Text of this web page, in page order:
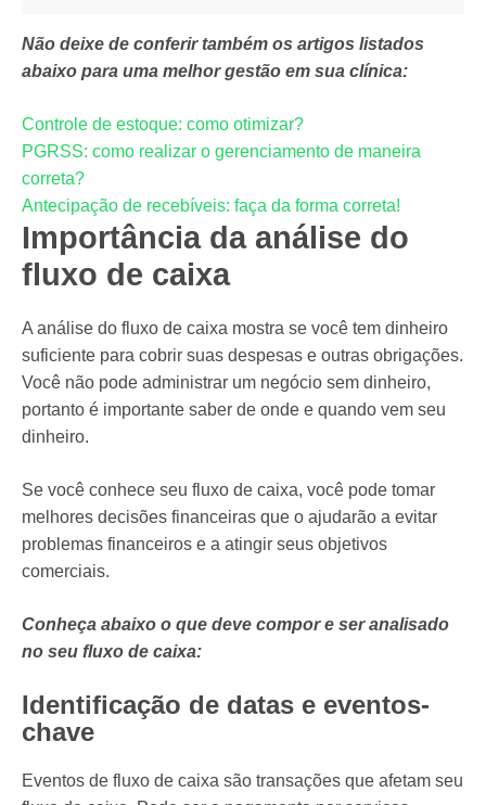
Não deixe de conferir também os artigos listados
abaixo para uma melhor gestão em sua clínica:
Controle de estoque: como otimizar?
PGRSS: como realizar o gerenciamento de maneira
correta?
Antecipação de recebíveis: faça da forma correta!
Importância da análise do
fluxo de caixa
A análise do fluxo de caixa mostra se você tem dinheiro
suficiente para cobrir suas despesas e outras obrigações.
Você não pode administrar um negócio sem dinheiro,
portanto é importante saber de onde e quando vem seu
dinheiro.
Se você conhece seu fluxo de caixa, você pode tomar
melhores decisões financeiras que o ajudarão a evitar
problemas financeiros e a atingir seus objetivos
comerciais.
Conheça abaixo o que deve compor e ser analisado
no seu fluxo de caixa:
Identificação de datas e eventos-
chave
Eventos de fluxo de caixa são transações que afetam seu